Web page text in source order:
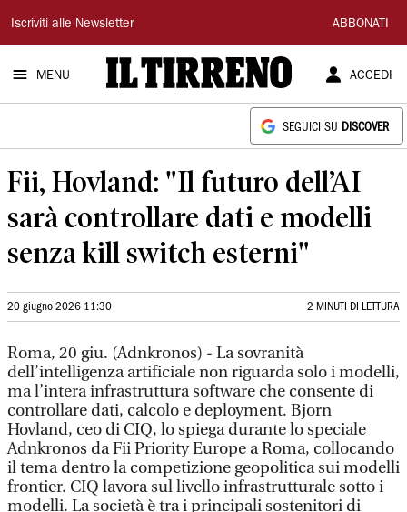
Il
Tirreno
Iscriviti alle Newsletter ABBONATI
MENU ACCEDI
SEGUICI SU DISCOVER
Fii, Hovland: "Il futuro dell’AI
sarà controllare dati e modelli
senza kill switch esterni"
20 giugno 2026 11:30 2 MINUTI DI LETTURA
Roma, 20 giu. (Adnkronos) - La sovranità
dell’intelligenza artificiale non riguarda solo i modelli,
ma l’intera infrastruttura software che consente di
controllare dati, calcolo e deployment. Bjorn
Hovland, ceo di CIQ, lo spiega durante lo speciale
Adnkronos da Fii Priority Europe a Roma, collocando
il tema dentro la competizione geopolitica sui modelli
frontier. CIQ lavora sul livello infrastrutturale sotto i
modelli. La società è tra i principali sostenitori di